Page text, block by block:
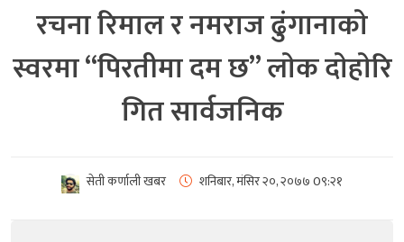
रचना रिमाल र नमराज ढुंगानाकाे
स्वरमा “पिरतीमा दम छ” लाेक दाेहाेरि
गित सार्वजनिक
सेती कर्णाली खबर शनिबार, मंसिर २०, २०७७0९:२१